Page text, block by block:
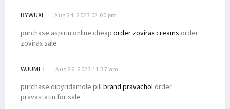
BYWUXL Aug 24, 2023 02:00 pm
purchase aspirin online cheap order zovirax creams order
zovirax sale
WJUMET Aug 26, 2023 11:37 am
purchase dipyridamole pillbrand pravachol order
pravastatin for sale